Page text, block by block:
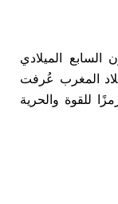
السابع الميلادي
المغرب عُرفت
للقوة والحرية